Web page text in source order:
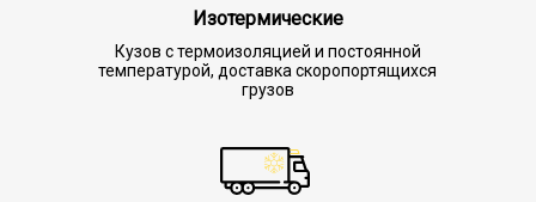
Изотермические
Кузов с термоизоляцией и постоянной
температурой, доставка скоропортящихся
грузов